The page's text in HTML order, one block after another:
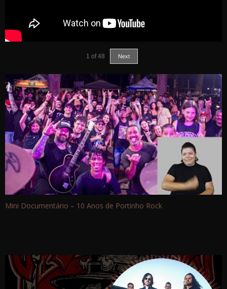
1 of 48 Next
Mini Documentário – 10 Anos de Portinho Rock